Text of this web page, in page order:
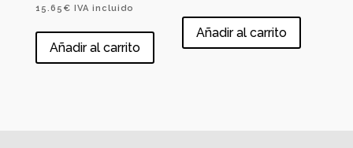
15.65 € IVA incluido
Añadir al carrito
Añadir al carrito